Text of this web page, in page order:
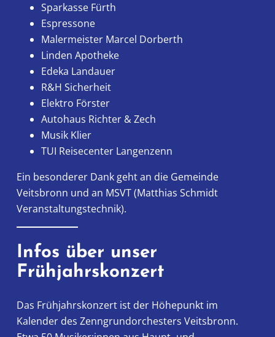
Sparkasse Fürth
Espressone
Malermeister Marcel Dorberth
Linden Apotheke
Edeka Landauer
R&H Sicherheit
Elektro Förster
Autohaus Richter & Zech
Musik Klier
TUI Reisecenter Langenzenn
Ein besonderer Dank geht an die Gemeinde
Veitsbronn und an MSVT (Matthias Schmidt
Veranstaltungstechnik).
Infos über unser
Frühjahrskonzert
Das Frühjahrskonzert ist der Höhepunkt im
Kalender des Zenngrundorchesters Veitsbronn.